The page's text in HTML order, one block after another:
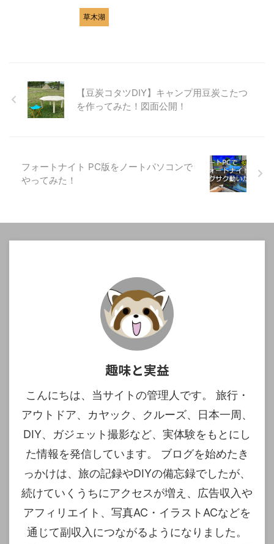
草木湖
【豆炭コタツDIY】キャンプ用豆炭こたつ
を作ってみた！図面公開！
フォートナイト PC版をノートパソコンで
やってみた！
趣味と実益
こんにちは、当サイトの管理人です。 旅行・
アウトドア、カヤック、クルーズ、日本一周、
DIY、ガジェット撮影など、実体験をもとにし
た情報を発信しています。 ブログを始めたき
っかけは、旅の記録やDIYの備忘録でしたが、
続けていくうちにアクセスが増え、広告収入や
アフィリエイト、写真AC・イラストACなどを
通じて副収入につながるようになりました。